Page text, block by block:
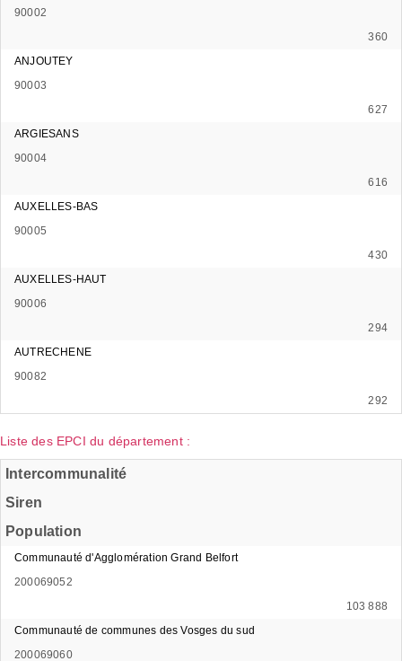
90002
360
ANJOUTEY
90003
627
ARGIESANS
90004
616
AUXELLES-BAS
90005
430
AUXELLES-HAUT
90006
294
AUTRECHENE
90082
292
Liste des EPCI du département :
Intercommunalité
Siren
Population
Communauté d'Agglomération Grand Belfort
200069052
103 888
Communauté de communes des Vosges du sud
200069060